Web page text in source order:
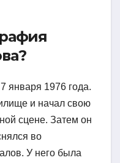
января 1976 года.
и начал свою
сцене. Затем он
во
У него была